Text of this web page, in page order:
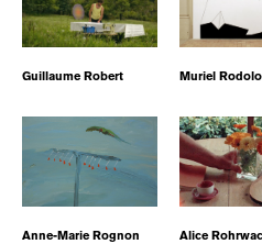
Guillaume Robert Muriel
Anne-Marie Rognon Alice